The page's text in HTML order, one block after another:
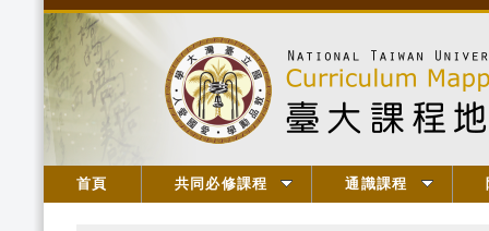
首頁 共同必修課程 通識課程